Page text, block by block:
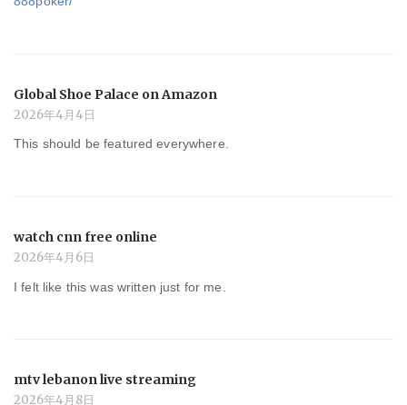
Global Shoe Palace on Amazon
2026年4月4日
This should be featured everywhere.
watch cnn free online
2026年4月6日
I felt like this was written just for me.
mtv lebanon live streaming
2026年4月8日